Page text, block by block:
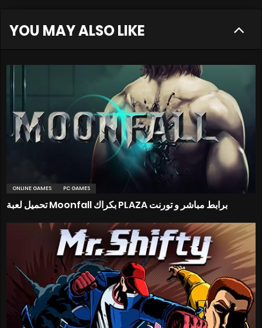
YOU MAY ALSO LIKE
ONLINE GAMES PC GAMES
تحميل لعبة Moonfall بكراك PLAZA برابط مباشر و تورنت